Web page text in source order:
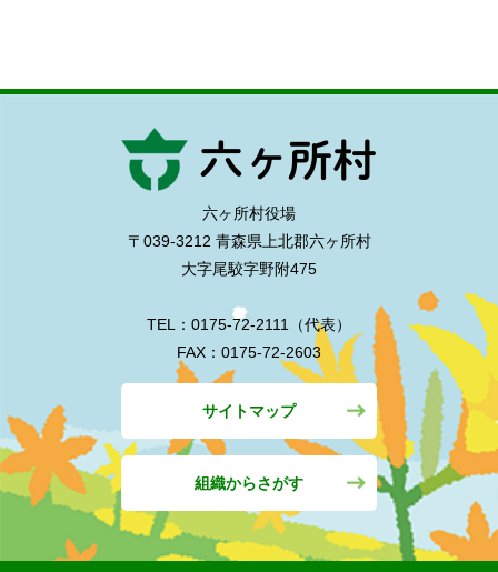
六ヶ所村役場
〒039-3212 青森県上北郡六ヶ所村
大字尾駮字野附475
TEL：0175-72-2111（代表）
FAX：0175-72-2603
サイトマップ
組織からさがす